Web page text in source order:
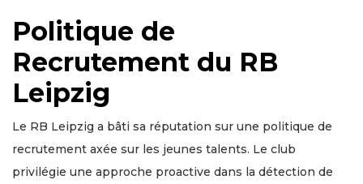
Politique de
Recrutement du RB
Leipzig
Le RB Leipzig a bâti sa réputation sur une politique de
recrutement axée sur les jeunes talents. Le club
privilégie une approche proactive dans la détection de